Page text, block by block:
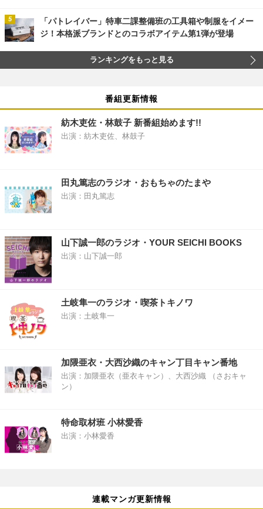
「パトレイバー」特車二課整備班の工具箱や制服をイメー
ジ！本格派ブランドとのコラボアイテム第1弾が登場
ランキングをもっと見る
番組更新情報
紡木吏佐・林鼓子 新番組始めます!!
出演：紡木吏佐、林鼓子
田丸篤志のラジオ・おもちゃのたまや
出演：田丸篤志
山下誠一郎のラジオ・YOUR SEICHI BOOKS
出演：山下誠一郎
土岐隼一のラジオ・喫茶トキノワ
出演：土岐隼一
加隈亜衣・大西沙織のキャン丁目キャン番地
出演：加隈亜衣（亜衣キャン）、大西沙織 （さおキャ
ン）
特命取材班 小林愛香
出演：小林愛香
連載マンガ更新情報